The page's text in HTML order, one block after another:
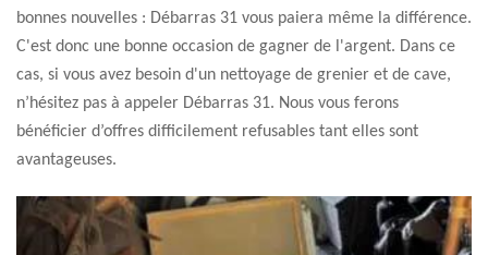
bonnes nouvelles : Débarras 31 vous paiera même la différence.
C'est donc une bonne occasion de gagner de l'argent. Dans ce
cas, si vous avez besoin d'un nettoyage de grenier et de cave,
n’hésitez pas à appeler Débarras 31. Nous vous ferons
bénéficier d’offres difficilement refusables tant elles sont
avantageuses.